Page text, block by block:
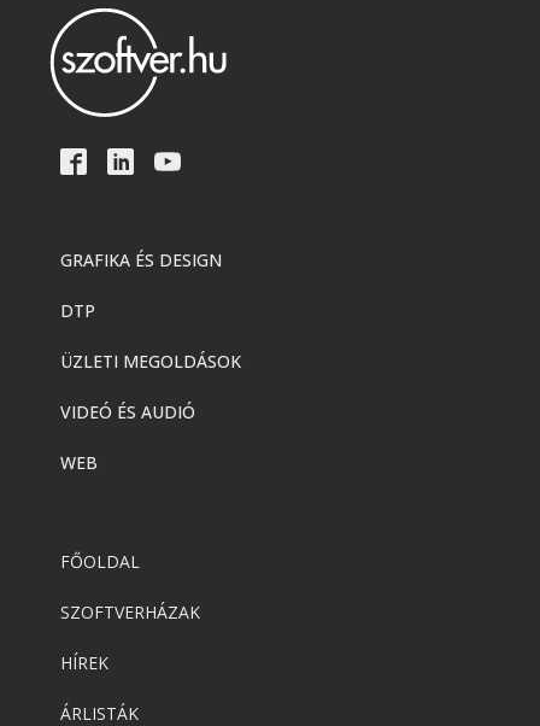
GRAFIKA ÉS DESIGN
DTP
ÜZLETI MEGOLDÁSOK
VIDEÓ ÉS AUDIÓ
WEB
FŐOLDAL
SZOFTVERHÁZAK
HÍREK
ÁRLISTÁK